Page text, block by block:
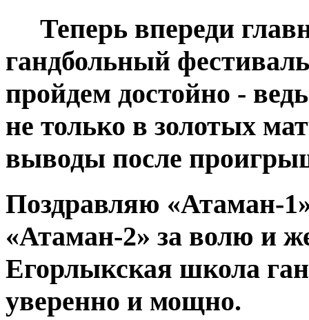
Теперь впереди
гандбольный
пройдем достойно -
не только в золотых
выводы после
Поздравляю «Атаман-
«Атаман-2» за волю и
Егорлыкская школа
уверенно и мощно.